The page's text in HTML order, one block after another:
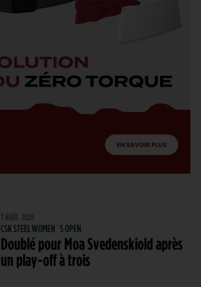
7 AOÛT. 2026
CSK STEEL WOMEN´S OPEN
Doublé pour Moa Svedenskiold après
un play-off à trois